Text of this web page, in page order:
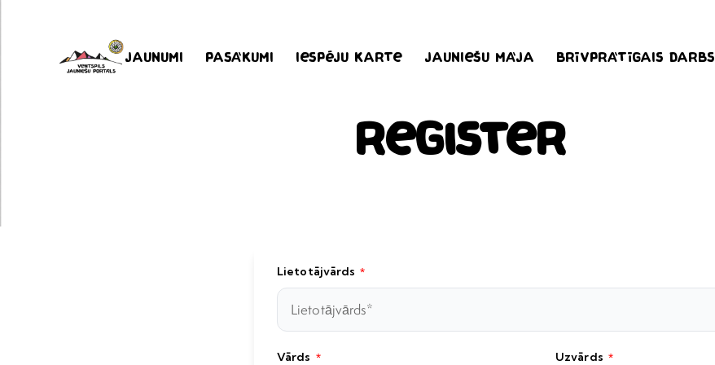
Jaunumi Pasākumi Iespēju karte Jauniešu māja Brīvprātīgais darbs
Register
Lietotājvārds *
Vārds * Uzvārds *